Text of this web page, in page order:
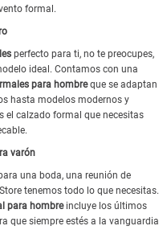
formal.
perfecto para ti, no te preocupes,
ideal. Contamos con una
para hombreque se adaptan
hasta modelos modernos y
el calzado formal que necesitas
varón
una boda, una reunión de
tenemos todo lo que necesitas.
para hombreincluye los últimos
que siempre estés a la vanguardia